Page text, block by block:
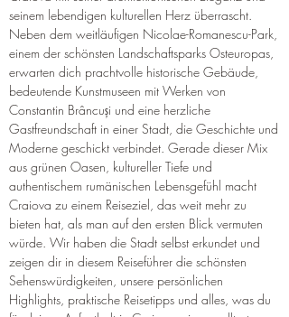
seinem lebendigen kulturellen Herz überrascht.
Neben dem weitläufigen Nicolae-Romanescu-Park,
einem der schönsten Landschaftsparks Osteuropas,
erwarten dich prachtvolle historische Gebäude,
bedeutende Kunstmuseen mit Werken von
Constantin Brâncuși und eine herzliche
Gastfreundschaft in einer Stadt, die Geschichte und
Moderne geschickt verbindet. Gerade dieser Mix
aus grünen Oasen, kultureller Tiefe und
authentischem rumänischen Lebensgefühl macht
Craiova zu einem Reiseziel, das weit mehr zu
bieten hat, als man auf den ersten Blick vermuten
würde. Wir haben die Stadt selbst erkundet und
zeigen dir in diesem Reiseführer die schönsten
Sehenswürdigkeiten, unsere persönlichen
Highlights, praktische Reisetipps und alles, was du